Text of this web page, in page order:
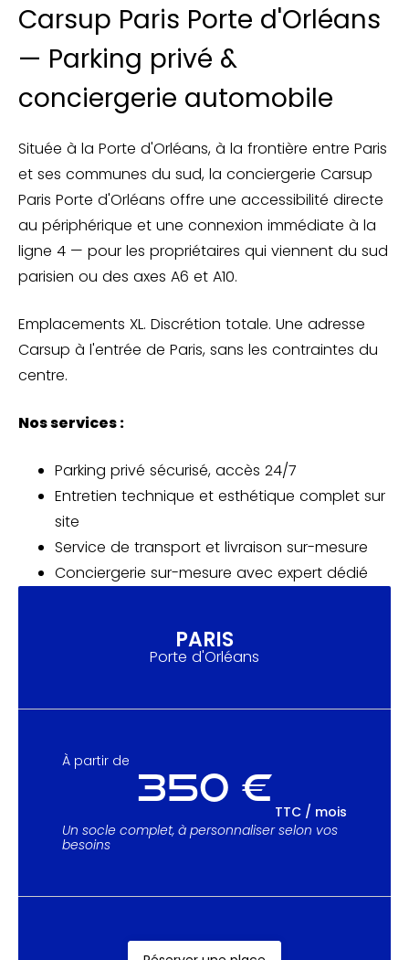
Carsup Paris Porte d'Orléans
— Parking privé &
conciergerie automobile
Située à la Porte d'Orléans, à la frontière entre Paris
et ses communes du sud, la conciergerie Carsup
Paris Porte d'Orléans offre une accessibilité directe
au périphérique et une connexion immédiate à la
ligne 4 — pour les propriétaires qui viennent du sud
parisien ou des axes A6 et A10.
Emplacements XL. Discrétion totale. Une adresse
Carsup à l'entrée de Paris, sans les contraintes du
centre.
Nos services :
Parking privé sécurisé, accès 24/7
Entretien technique et esthétique complet sur
site
Service de transport et livraison sur-mesure
Conciergerie sur-mesure avec expert dédié
PARIS
Porte d'Orléans
À partir de
350 €
TTC / mois
Un socle complet, à personnaliser selon vos
besoins